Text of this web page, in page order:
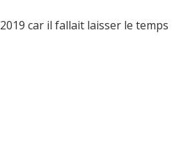
car il fallait laisser le temps